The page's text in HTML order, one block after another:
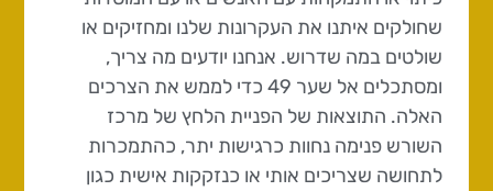
שחולקים איתנו את העקרונות שלנו ומחזיקים או
שולטים במה שדרוש. אנחנו יודעים מה צריך,
ומסתכלים אל שער 49 כדי לממש את הצרכים
האלה. התוצאות של הפניית הלחץ של מרכז
השורש פנימה נחוות כרגישות יתר, כהתמכרות
לתחושה שצריכים אותי או כנזקקות אישית כגון